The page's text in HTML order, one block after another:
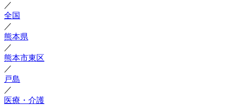
／
全国
／
熊本県
／
熊本市東区
／
戸島
／
医療・介護